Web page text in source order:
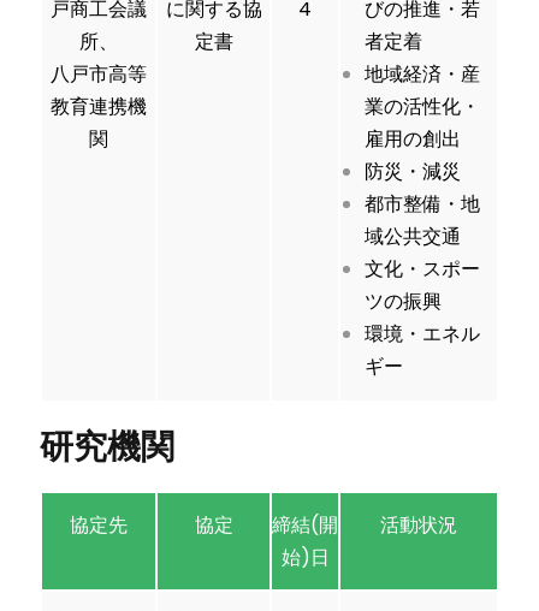
戸商工会議
所、
八戸市高等
教育連携機
関
に関する協
定書
4
びの推進・若
者定着
地域経済・産
業の活性化・
雇用の創出
防災・減災
都市整備・地
域公共交通
文化・スポー
ツの振興
環境・エネル
ギー
研究機関
協定先 協定
締結(開
始)日
活動状況